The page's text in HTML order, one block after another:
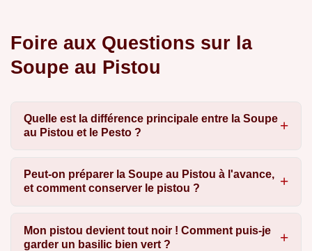
Foire aux Questions sur la
Soupe au Pistou
Quelle est la différence principale entre la Soupe
au Pistou et le Pesto ?
Peut-on préparer la Soupe au Pistou à l'avance,
et comment conserver le pistou ?
Mon pistou devient tout noir ! Comment puis-je
garder un basilic bien vert ?